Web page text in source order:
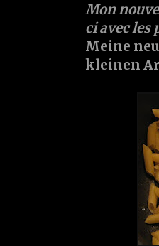
Mon
ci avec les
Meine
kleinen